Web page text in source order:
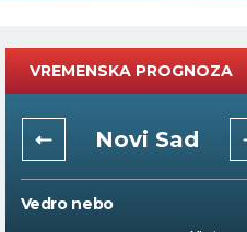
VREMENSKA PROGNOZA
Novi Sad
Vedro nebo